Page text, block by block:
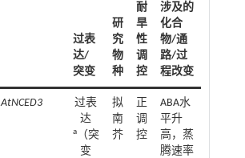
过表
达/
突变
研
究
物
种
耐
旱
性
调
控
涉及的
化合
物/通
路/过
程改变
AtNCED3
过表
达
a（突
变
拟
南
芥
正
调
控
ABA水
平升
高，蒸
腾速率